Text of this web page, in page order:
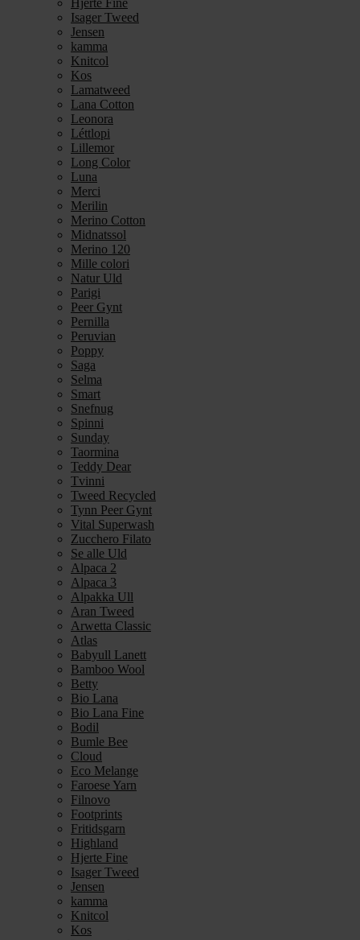
Hjerte Fine
Isager Tweed
Jensen
kamma
Knitcol
Kos
Lamatweed
Lana Cotton
Leonora
Léttlopi
Lillemor
Long Color
Luna
Merci
Merilin
Merino Cotton
Midnatssol
Merino 120
Mille colori
Natur Uld
Parigi
Peer Gynt
Pernilla
Peruvian
Poppy
Saga
Selma
Smart
Snefnug
Spinni
Sunday
Taormina
Teddy Dear
Tvinni
Tweed Recycled
Tynn Peer Gynt
Vital Superwash
Zucchero Filato
Se alle Uld
Alpaca 2
Alpaca 3
Alpakka Ull
Aran Tweed
Arwetta Classic
Atlas
Babyull Lanett
Bamboo Wool
Betty
Bio Lana
Bio Lana Fine
Bodil
Bumle Bee
Cloud
Eco Melange
Faroese Yarn
Filnovo
Footprints
Fritidsgarn
Highland
Hjerte Fine
Isager Tweed
Jensen
kamma
Knitcol
Kos